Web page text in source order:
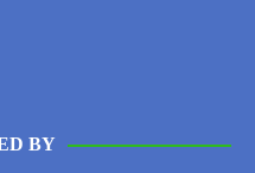
BY